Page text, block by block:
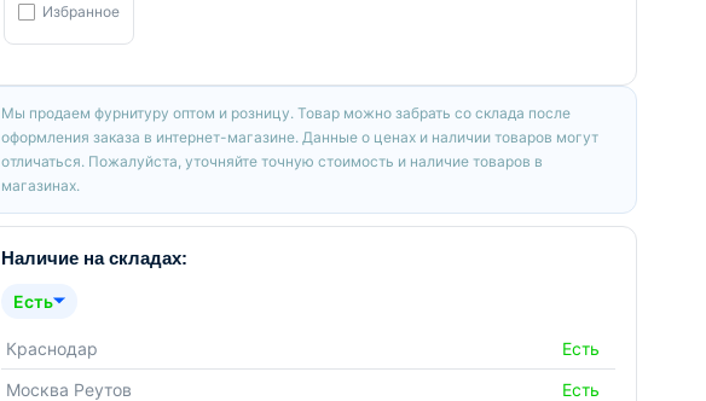
Избранное
Мы продаем фурнитуру оптом и розницу. Товар можно забрать со склада после
оформления заказа в интернет-магазине. Данные о ценах и наличии товаров могут
отличаться. Пожалуйста, уточняйте точную стоимость и наличие товаров в
магазинах.
Наличие на складах:
Есть
Краснодар
Есть
Москва Реутов
Есть